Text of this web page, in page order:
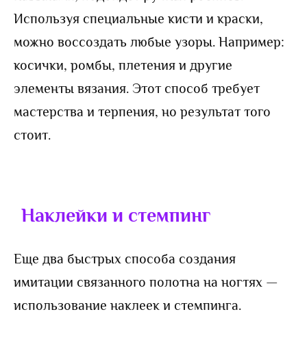
Используя специальные кисти и краски,
можно воссоздать любые узоры. Например:
косички, ромбы, плетения и другие
элементы вязания. Этот способ требует
мастерства и терпения, но результат того
стоит.
Наклейки и стемпинг
Еще два быстрых способа создания
имитации связанного полотна на ногтях —
использование наклеек и стемпинга.